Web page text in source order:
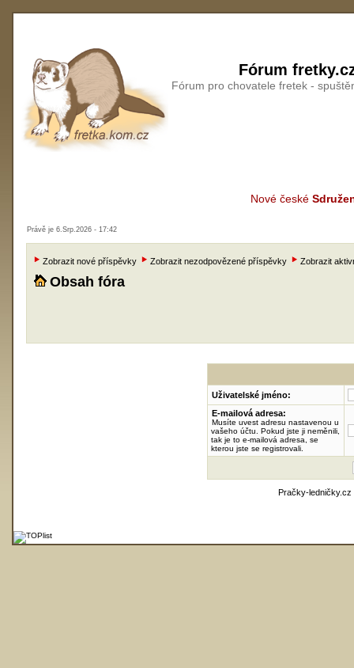
Fórum
Fórum pro chovatele fretek -
Nové české
Právě je 6.Srp.2026 - 17:42
Zobrazit nové příspěvky Zobrazit nezodpovězené příspěvky Zobrazit
Obsah fóra
Uživatelské jméno:
E-mailová adresa:
Musíte uvest adresu nastavenou u
vašeho účtu. Pokud jste ji neměnili,
tak je to e-mailová adresa, se
kterou jste se registrovali.
Pračky-ledničky.cz